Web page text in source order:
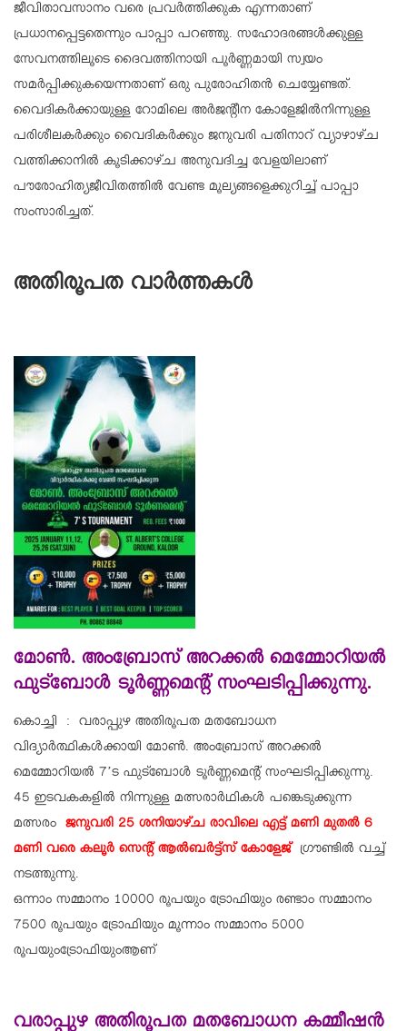
ജീവിതാവസാനം വരെ പ്രവര്‍ത്തിക്കുക എന്നതാണ്
പ്രധാനപ്പെട്ടതെന്നും പാപ്പാ പറഞ്ഞു. സഹോദരങ്ങള്‍ക്കുള്ള
സേവനത്തിലൂടെ ദൈവത്തിനായി പൂര്‍ണ്ണമായി സ്വയം
സമര്‍പ്പിക്കുകയെന്നതാണ് ഒരു പുരോഹിതന്‍ ചെയ്യേണ്ടത്.
വൈദികര്‍ക്കായുള്ള റോമിലെ അര്‍ജന്റീന കോളേജില്‍നിന്നുള്ള
പരിശീലകര്‍ക്കും വൈദികര്‍ക്കും ജനുവരി പതിനാറ് വ്യാഴാഴ്ച
വത്തിക്കാനില്‍ കൂടിക്കാഴ്ച അനുവദിച്ച വേളയിലാണ്
പൗരോഹിത്യജീവിതത്തില്‍ വേണ്ട മൂല്യങ്ങളെക്കുറിച്ച് പാപ്പാ
സംസാരിച്ചത്.
അതിരൂപത വാർത്തകൾ
മോണ്‍. അംബ്രോസ് അറക്കല്‍ മെമ്മോറിയല്‍
ഫുട്‌ബോള്‍ ടൂര്‍ണ്ണമെന്റ് സംഘടിപ്പിക്കുന്നു.
കൊച്ചി : വരാപ്പുഴ അതിരൂപത മതബോധന
വിദ്യാര്‍ത്ഥികള്‍ക്കായി മോണ്‍. അംബ്രോസ് അറക്കല്‍
മെമ്മോറിയല്‍ 7’ട ഫുട്‌ബോള്‍ ടൂര്‍ണ്ണമെന്റ് സംഘടിപ്പിക്കുന്നു.
45 ഇടവകകളില്‍ നിന്നുള്ള മത്സരാര്‍ഥികള്‍ പങ്കെടുക്കുന്ന
മത്സരം ജനുവരി 25 ശനിയാഴ്ച രാവിലെ എട്ട് മണി മുതല്‍ 6
മണി വരെ കലൂര്‍ സെന്റ് ആല്‍ബര്‍ട്ട്‌സ് കോളേജ് ഗ്രൗണ്ടില്‍ വച്ച്
നടത്തുന്നു.
ഒന്നാം സമ്മാനം 10000 രൂപയും ട്രോഫിയും രണ്ടാം സമ്മാനം
7500 രൂപയും ട്രോഫിയും മൂന്നാം സമ്മാനം 5000
രൂപയുംട്രോഫിയുംആണ്
വരാപ്പുഴ അതിരൂപത മതബോധന കമ്മീഷന്‍